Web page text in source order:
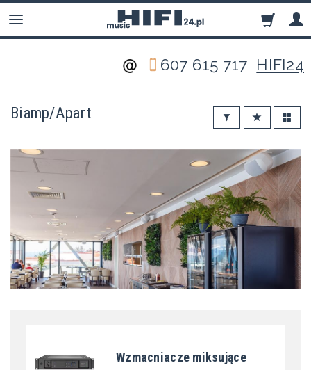
607 615 717 HIFI24
Biamp/Apart
Wzmacniacze miksujące